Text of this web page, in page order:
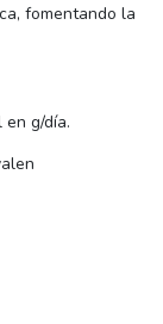
fomentando la
g/día.